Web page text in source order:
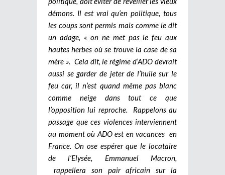
démons. Il est vrai qu’en politique, tous
les coups sont permis mais comme le dit
un adage, « on ne met pas le feu aux
hautes herbes où se trouve la case de sa
mère ». Cela dit, le régime d’ADO devrait
aussi se garder de jeter de l’huile sur le
feu car, il n’est quand même pas blanc
comme neige dans tout ce que
l’opposition lui reproche. Rappelons au
passage que ces violences interviennent
au moment où ADO est en vacances en
France. On ose espérer que le locataire
de l’Elysée, Emmanuel Macron,
rappellera son pair africain sur la